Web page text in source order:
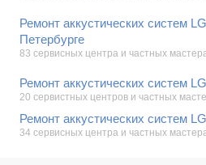
Ремонт аккустических систем
Петербурге
83 сервисных центра и частных
Ремонт аккустических систем
20 сервистных центров и частных
Ремонт аккустических систем
34 сервисных центра и частных